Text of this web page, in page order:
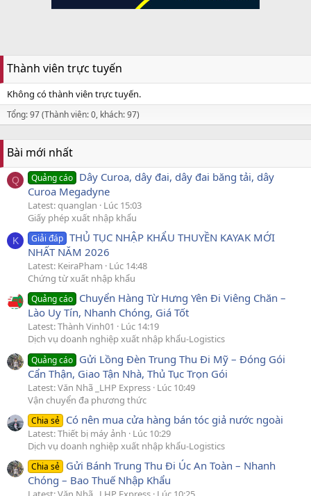
Thành viên trực tuyến
Không có thành viên trực tuyến.
Tổng: 97 (Thành viên: 0, khách: 97)
Bài mới nhất
Q Quảng cáo Dây Curoa, dây đai, dây đai băng tải, dây
Curoa Megadyne
Latest: quanglan
Lúc 15:03
Giấy phép xuất nhập khẩu
K Giải đáp THỦ TỤC NHẬP KHẨU THUYỀN KAYAK MỚI
NHẤT NĂM 2026
Latest: KeiraPham
Lúc 14:48
Chứng từ xuất nhập khẩu
Quảng cáo Chuyển Hàng Từ Hưng Yên Đi Viêng Chăn –
Lào Uy Tín, Nhanh Chóng, Giá Tốt
Latest: Thành Vinh01
Lúc 14:19
Dịch vụ doanh nghiệp xuất nhập khẩu-Logistics
Quảng cáo Gửi Lồng Đèn Trung Thu Đi Mỹ – Đóng Gói
Cẩn Thận, Giao Tận Nhà, Thủ Tục Trọn Gói
Latest: Văn Nhã _LHP Express Lúc 10:49
Vận chuyển đa phương thức
Chia sẻ Có nên mua cửa hàng bán tóc giả nước ngoài
Latest: Thiết bị máy ảnh
Lúc 10:29
Dịch vụ doanh nghiệp xuất nhập khẩu-Logistics
Chia sẻ Gửi Bánh Trung Thu Đi Úc An Toàn – Nhanh
Chóng – Bao Thuế Nhập Khẩu